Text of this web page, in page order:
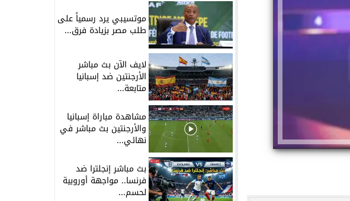
موتسيبي يرد رسمياً على
طلب مصر بزيادة فرق...
لايف الآن بث مباشر
الأرجنتين ضد إسبانيا
متابعة...
مشاهدة مباراة إسبانيا
والأرجنتين بث مباشر في
نهائي...
بث مباشر إنجلترا ضد
فرنسا.. مواجهة أوروبية
لحسم...